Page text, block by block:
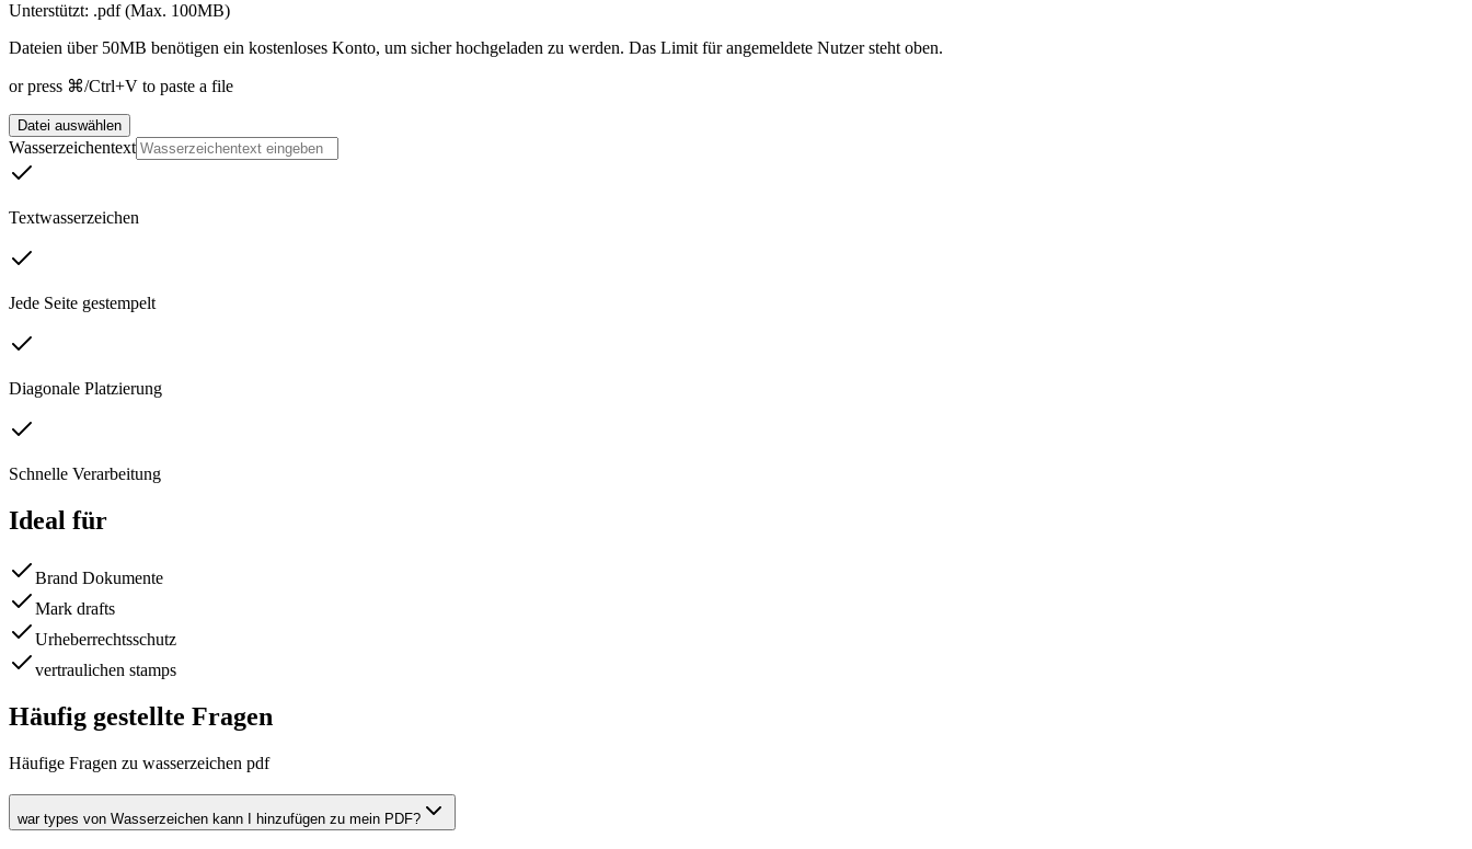
Unterstützt: .pdf (Max. 100MB)
Dateien über 50MB benötigen ein kostenloses Konto, um sicher hochgeladen zu werden. Das Limit für angemeldete Nutzer steht oben.
or press ⌘/Ctrl+V to paste a file
Datei auswählen
Wasserzeichentext
Textwasserzeichen
Jede Seite gestempelt
Diagonale Platzierung
Schnelle Verarbeitung
Ideal für
Brand Dokumente
Mark drafts
Urheberrechtsschutz
vertraulichen stamps
Häufig gestellte Fragen
Häufige Fragen zu wasserzeichen pdf
war types von Wasserzeichen kann I hinzufügen zu mein PDF?